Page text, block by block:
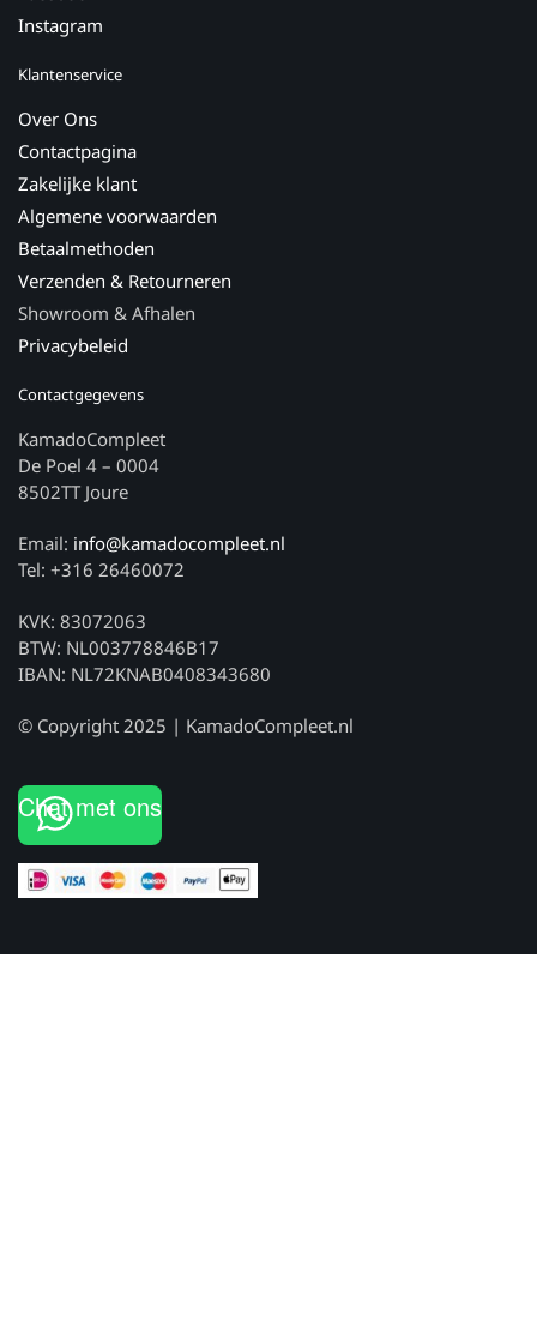
Instagram
Klantenservice
Over Ons
Contactpagina
Zakelijke klant
Algemene voorwaarden
Betaalmethoden
Verzenden & Retourneren
Showroom & Afhalen
Privacybeleid
Contactgegevens
KamadoCompleet
De Poel 4 – 0004
8502TT Joure
Email: info@kamadocompleet.nl
Tel: +316 26460072
KVK: 83072063
BTW: NL003778846B17
IBAN: NL72KNAB0408343680
© Copyright 2025 | KamadoCompleet.nl
Chat met ons